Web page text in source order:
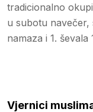
tradicionalno
u subotu navečer,
namaza i 1.
Vjernici